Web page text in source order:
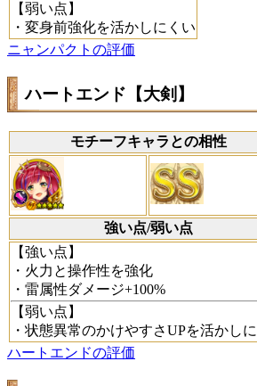
【弱い点】
・変身前強化を活かしにくい
ニャンパクトの評価
ハートエンド【大剣】
モチーフキャラとの相性
強い点/弱い点
【強い点】
・火力と操作性を強化
・雷属性ダメージ+100%
【弱い点】
・状態異常のかけやすさUPを活かし
ハートエンドの評価